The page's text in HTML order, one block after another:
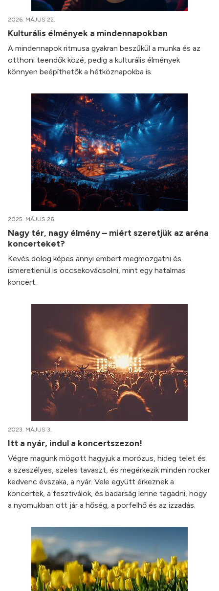
2026. MÁJUS 22.
Kulturális élmények a mindennapokban
A mindennapok ritmusa gyakran beszűkül a munka és az
otthoni teendők közé, pedig a kulturális élmények
könnyen beépíthetők a hétköznapokba is.
2025. MÁJUS 26.
Nagy tér, nagy élmény – miért szeretjük az aréna
koncerteket?
Kevés dolog képes annyi embert megmozgatni és
ismeretlenül is öccsekovácsolni, mint egy hatalmas
koncert.
2023. MÁJUS 3.
Itt a nyár, indul a koncertszezon!
Végre magunk mögött hagyjuk a morózus, hideg telet és
a szeszélyes, szeles tavaszt, és megérkezik minden rocker
kedvenc évszaka, a nyár. Vele együtt érkeznek a
koncertek, a fesztiválok, és badarság lenne tagadni, hogy
a nyomukban ott jár a hőség, a porfelhő és az izzadás.